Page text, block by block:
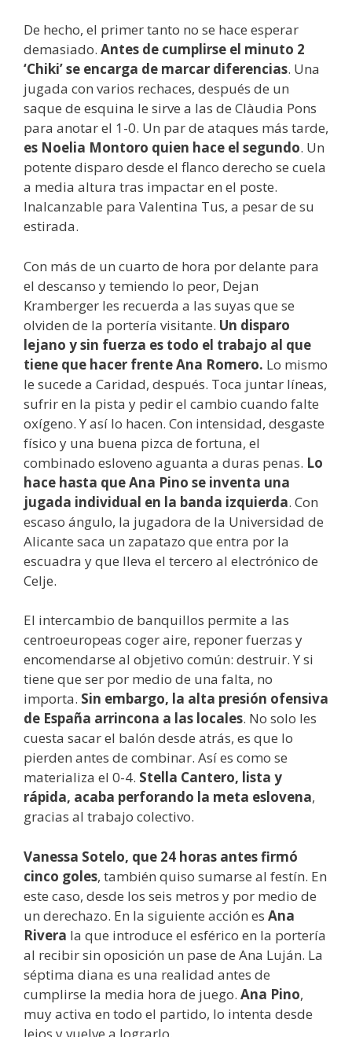
De hecho, el primer tanto no se hace esperar
demasiado. Antes de cumplirse el minuto 2
‘Chiki’ se encarga de marcar diferencias. Una
jugada con varios rechaces, después de un
saque de esquina le sirve a las de Clàudia Pons
para anotar el 1-0. Un par de ataques más tarde,
es Noelia Montoro quien hace el segundo. Un
potente disparo desde el flanco derecho se cuela
a media altura tras impactar en el poste.
Inalcanzable para Valentina Tus, a pesar de su
estirada.
Con más de un cuarto de hora por delante para
el descanso y temiendo lo peor, Dejan
Kramberger les recuerda a las suyas que se
olviden de la portería visitante. Un disparo
lejano y sin fuerza es todo el trabajo al que
tiene que hacer frente Ana Romero. Lo mismo
le sucede a Caridad, después. Toca juntar líneas,
sufrir en la pista y pedir el cambio cuando falte
oxígeno. Y así lo hacen. Con intensidad, desgaste
físico y una buena pizca de fortuna, el
combinado esloveno aguanta a duras penas. Lo
hace hasta que Ana Pino se inventa una
jugada individual en la banda izquierda. Con
escaso ángulo, la jugadora de la Universidad de
Alicante saca un zapatazo que entra por la
escuadra y que lleva el tercero al electrónico de
Celje.
El intercambio de banquillos permite a las
centroeuropeas coger aire, reponer fuerzas y
encomendarse al objetivo común: destruir. Y si
tiene que ser por medio de una falta, no
importa. Sin embargo, la alta presión ofensiva
de España arrincona a las locales. No solo les
cuesta sacar el balón desde atrás, es que lo
pierden antes de combinar. Así es como se
materializa el 0-4. Stella Cantero, lista y
rápida, acaba perforando la meta eslovena,
gracias al trabajo colectivo.
Vanessa Sotelo, que 24 horas antes firmó
cinco goles, también quiso sumarse al festín. En
este caso, desde los seis metros y por medio de
un derechazo. En la siguiente acción es Ana
Rivera la que introduce el esférico en la portería
al recibir sin oposición un pase de Ana Luján. La
séptima diana es una realidad antes de
cumplirse la media hora de juego. Ana Pino,
muy activa en todo el partido, lo intenta desde
lejos y vuelve a lograrlo.